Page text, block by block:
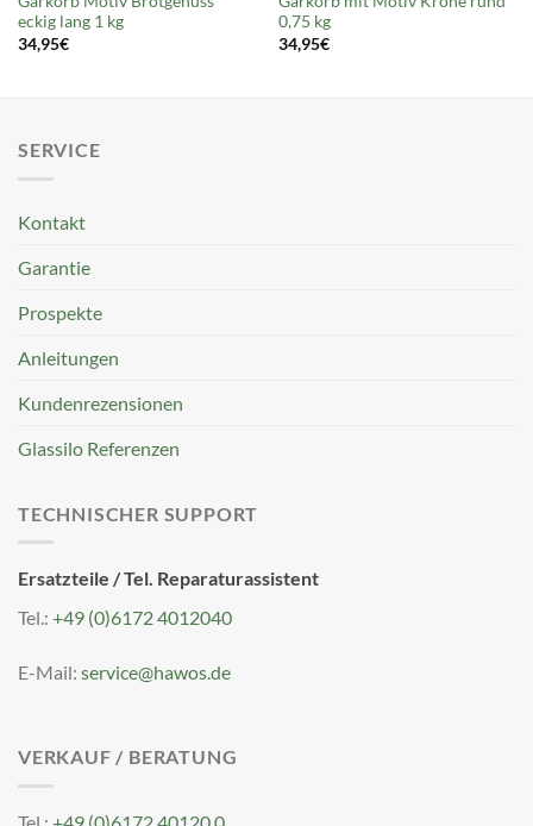
eckig lang 1 kg
34,95€
0,75 kg
34,95€
SERVICE
Kontakt
Garantie
Prospekte
Anleitungen
Kundenrezensionen
Glassilo Referenzen
TECHNISCHER SUPPORT
Ersatzteile / Tel. Reparaturassistent
Tel.: +49 (0)6172 4012040
E-Mail: service@hawos.de
VERKAUF / BERATUNG
Tel.: +49 (0)6172 40120 0